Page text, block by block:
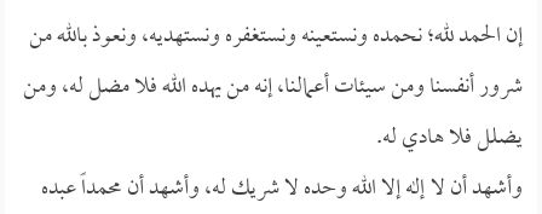
إن الحمد لله؛ نحمده ونستعينه ونستغفره ونستهديه، ونعوذ بالله من
شرور أنفسنا ومن سيئات أعمالنا، إنه من يهده الله فلا مضل له، ومن
يضلل فلا هادي له.
وأشهد أن لا إله إلا الله وحده لا شريك له، وأشهد أن محمداً عبده